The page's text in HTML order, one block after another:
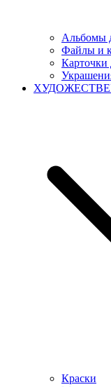
Альбомы
Файлы и
Карточки
Краски